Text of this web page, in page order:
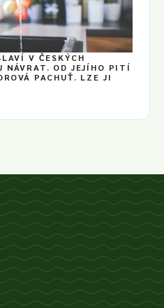
V ČESKÝCH
NÁVRAT. OD JEJÍHO PITÍ
PACHUŤ. LZE JI